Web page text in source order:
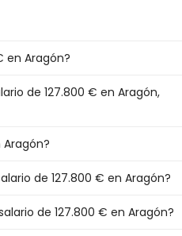
en Aragón?
de 127.800 € en Aragón,
de 127.800 € en Aragón?
de 127.800 € en Aragón?